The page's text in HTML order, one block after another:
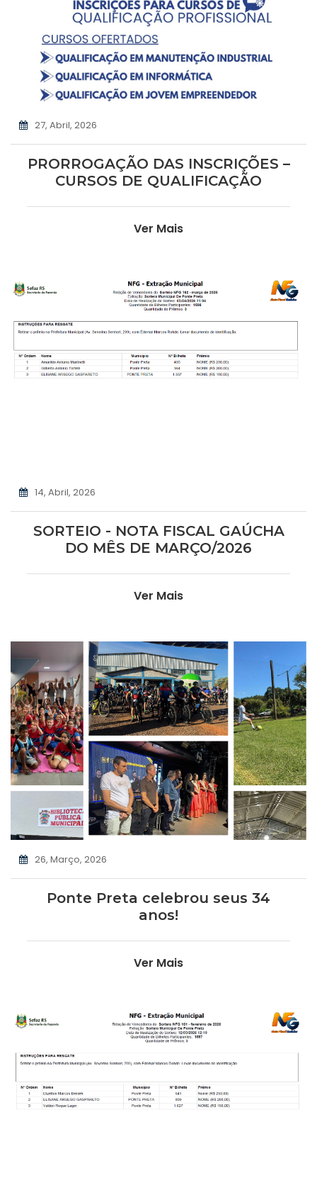
27, Abril, 2026
PRORROGAÇÃO DAS INSCRIÇÕES –
CURSOS DE QUALIFICAÇÃO
Ver Mais
14, Abril, 2026
SORTEIO - NOTA FISCAL GAÚCHA
DO MÊS DE MARÇO/2026
Ver Mais
26, Março, 2026
Ponte Preta celebrou seus 34
anos!
Ver Mais